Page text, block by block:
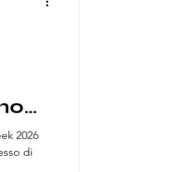
2026
di